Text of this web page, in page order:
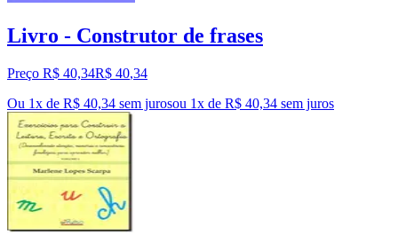
Livro - Construtor de frases
Preço R$ 40,34R$ 40,34
Ou 1x de R$ 40,34 sem jurosou 1x de R$ 40,34 sem juros